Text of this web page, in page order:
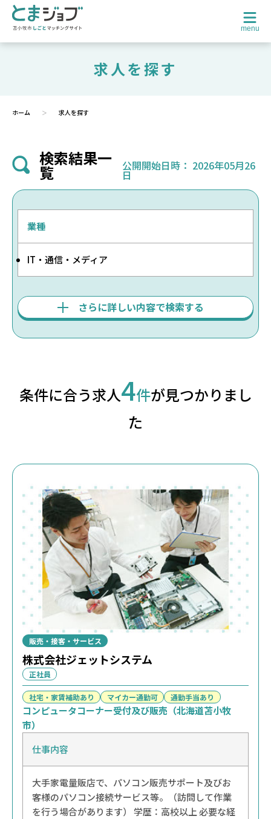
menu
求人を探す
ホーム 求人を探す
検索結果一
覧 公開開始日時： 2026年05月26
日
業種
IT・通信・メディア
さらに詳しい内容で検索する
条件に合う求人4件が見つかりまし
た
販売・接客・サービス
株式会社ジェットシステム
正社員
社宅・家賃補助あり マイカー通勤可 通勤手当あり
コンピュータコーナー受付及び販売（北海道苫小牧
市）
仕事内容
大手家電量販店で、パソコン販売サポート及びお
客様のパソコン接続サービス等。（訪問して作業
を行う場合があります） 学歴：高校以上 必要な経